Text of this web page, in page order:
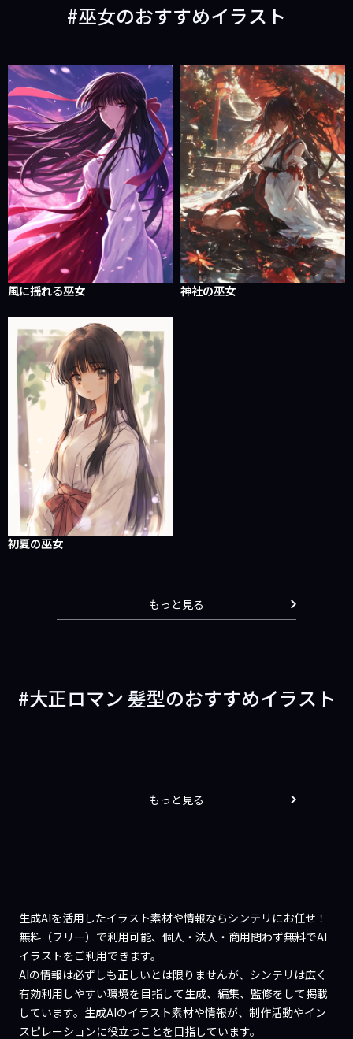
巫女のおすすめイラスト
風に揺れる巫女 神社の巫女
初夏の巫女
もっと見る
大正ロマン 髪型のおすすめイラスト
もっと見る
生成AIを活用したイラスト素材や情報ならシンテリにお任せ！
無料（フリー）で利用可能、個人・法人・商用問わず無料でAI
イラストをご利用できます。
AIの情報は必ずしも正しいとは限りませんが、シンテリは広く
有効利用しやすい環境を目指して生成、編集、監修をして掲載
しています。生成AIのイラスト素材や情報が、制作活動やイン
スピレーションに役立つことを目指しています。